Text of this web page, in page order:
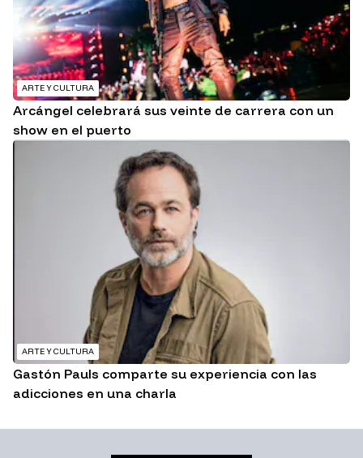
ARTE Y CULTURA
Arcángel celebrará sus veinte de carrera con un
show en el puerto
ARTE Y CULTURA
Gastón Pauls comparte su experiencia con las
adicciones en una charla